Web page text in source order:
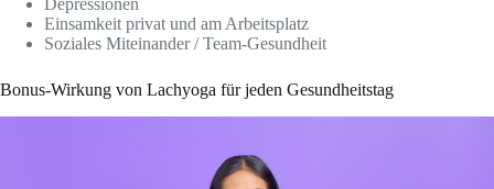
Depressionen
Einsamkeit privat und am Arbeitsplatz
Soziales Miteinander / Team-Gesundheit
Bonus-Wirkung von Lachyoga für jeden Gesundheitstag